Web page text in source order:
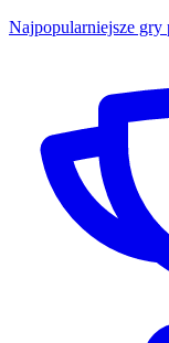
Najpopularniejsze gry